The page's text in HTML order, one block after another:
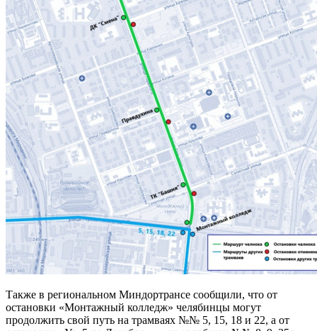
Также в региональном Миндортрансе сообщили, что от
остановки «Монтажный колледж» челябинцы могут
продолжить свой путь на трамваях №№ 5, 15, 18 и 22, а от